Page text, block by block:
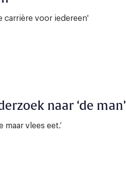
carrière voor iedereen'
naar ‘de man’
maar vlees eet.’